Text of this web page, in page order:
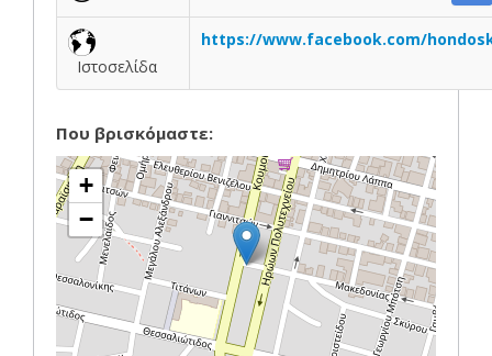
Ιστοσελίδα
https://www.facebook.com/
Που βρισκόμαστε:
+
−